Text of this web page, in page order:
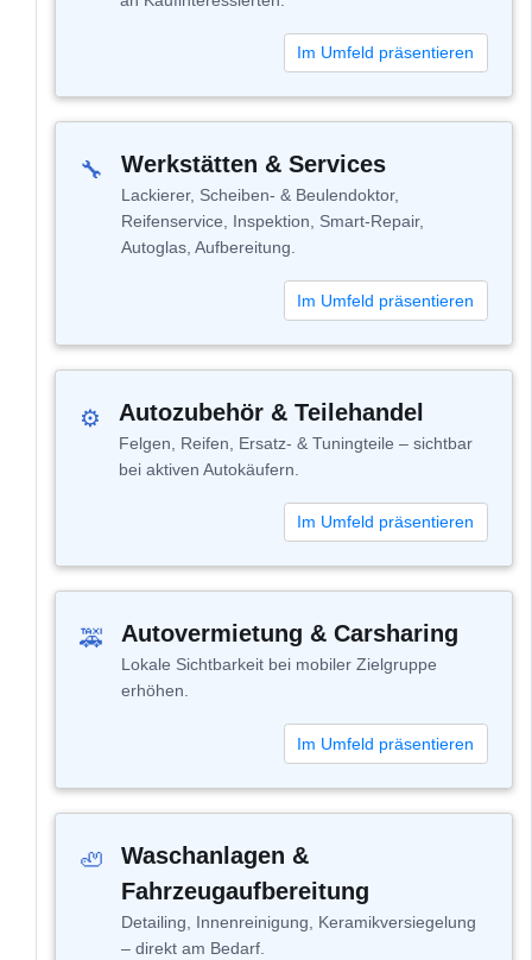
Im Umfeld präsentieren
🔧 Werkstätten & Services
Lackierer, Scheiben- & Beulendoktor,
Reifenservice, Inspektion, Smart-Repair,
Autoglas, Aufbereitung.
Im Umfeld präsentieren
⚙ Autozubehör & Teilehandel
Felgen, Reifen, Ersatz- & Tuningteile – sichtbar
bei aktiven Autokäufern.
Im Umfeld präsentieren
🚕 Autovermietung & Carsharing
Lokale Sichtbarkeit bei mobiler Zielgruppe
erhöhen.
Im Umfeld präsentieren
🦥
Waschanlagen &
Fahrzeugaufbereitung
Detailing, Innenreinigung, Keramikversiegelung
– direkt am Bedarf.